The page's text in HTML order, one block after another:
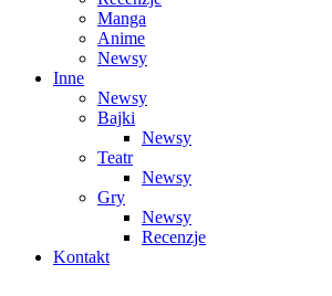
Manga
Anime
Newsy
Inne
Newsy
Bajki
Newsy
Teatr
Newsy
Gry
Newsy
Recenzje
Kontakt